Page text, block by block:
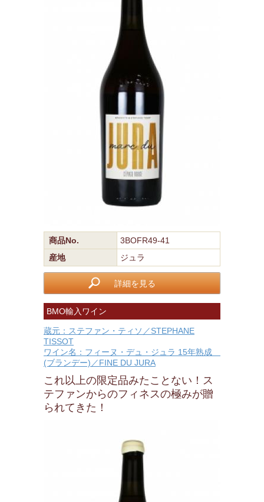
商品No.
3BOFR49-41
産地
ジュラ
詳細を見る
BMO輸入ワイン
蔵元：ステファン・ティソ／STEPHANE
TISSOT
ワイン名：フィーヌ・デュ・ジュラ 15年熟成
(ブランデー)／FINE DU JURA
これ以上の限定品みたことない！ス
テファンからのフィネスの極みが贈
られてきた！